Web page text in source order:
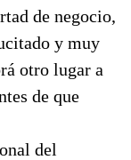
de negocio,
y muy
otro lugar a
de que
del